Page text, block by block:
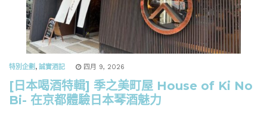
特別企劃 , 誠實酒記 四月 9, 2026
[日本喝酒特輯] 季之美町屋 House of Ki No
Bi- 在京都體驗日本琴酒魅力